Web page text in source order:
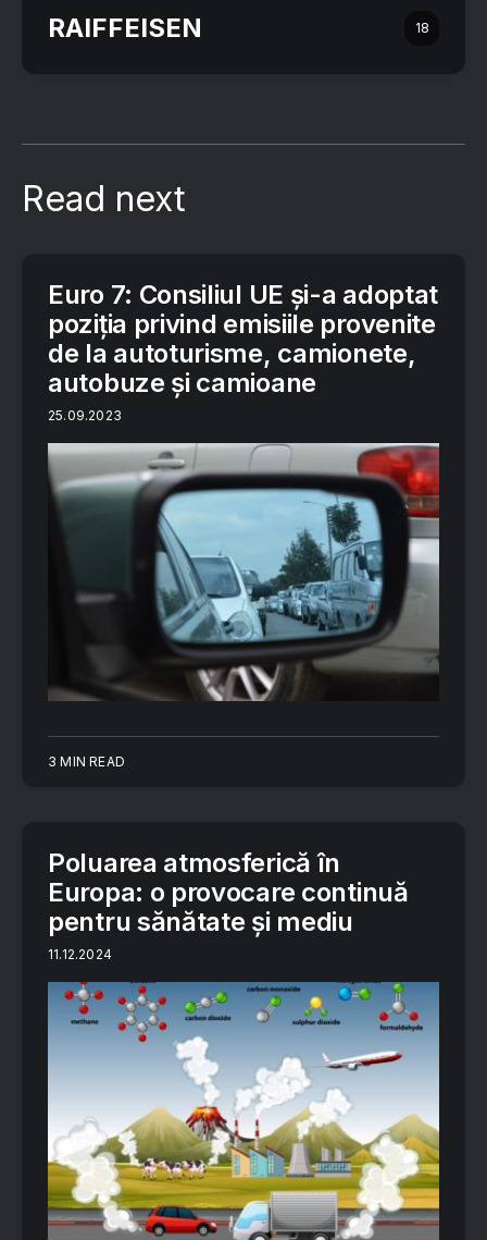
RAIFFEISEN 18
Read next
Euro 7: Consiliul UE și-a adoptat
poziția privind emisiile provenite
de la autoturisme, camionete,
autobuze și camioane
25.09.2023
3 MIN READ
Poluarea atmosferică în
Europa: o provocare continuă
pentru sănătate și mediu
11.12.2024